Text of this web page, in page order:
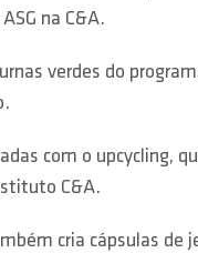
na C&A.
verdes do
com o upcycling,
C&A.
cria cápsulas